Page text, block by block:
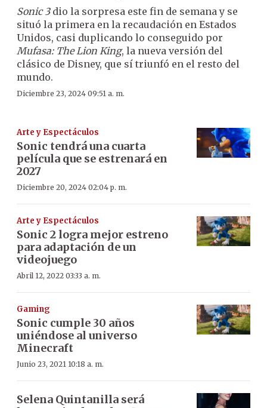
Sonic 3dio la sorpresa este fin de semana y se
situó la primera en la recaudación en Estados
Unidos, casi duplicando lo conseguido por
Mufasa: The Lion King, la nueva versión del
clásico de Disney, que sí triunfó en el resto del
mundo.
Diciembre 23, 2024 09:51 a. m.
Arte y Espectáculos
Sonic tendrá una cuarta
película que se estrenará en
2027
Diciembre 20, 2024 02:04 p. m.
Arte y Espectáculos
Sonic 2 logra mejor estreno
para adaptación de un
videojuego
Abril 12, 2022 03:33 a. m.
Gaming
Sonic cumple 30 años
uniéndose al universo
Minecraft
Junio 23, 2021 10:18 a. m.
Selena Quintanilla será